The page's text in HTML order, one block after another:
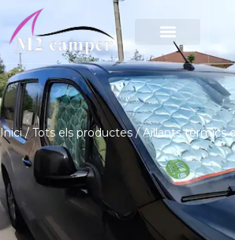
Saltar
al
contingut
Inici/Tots els productes/ Aïllants tèrmics